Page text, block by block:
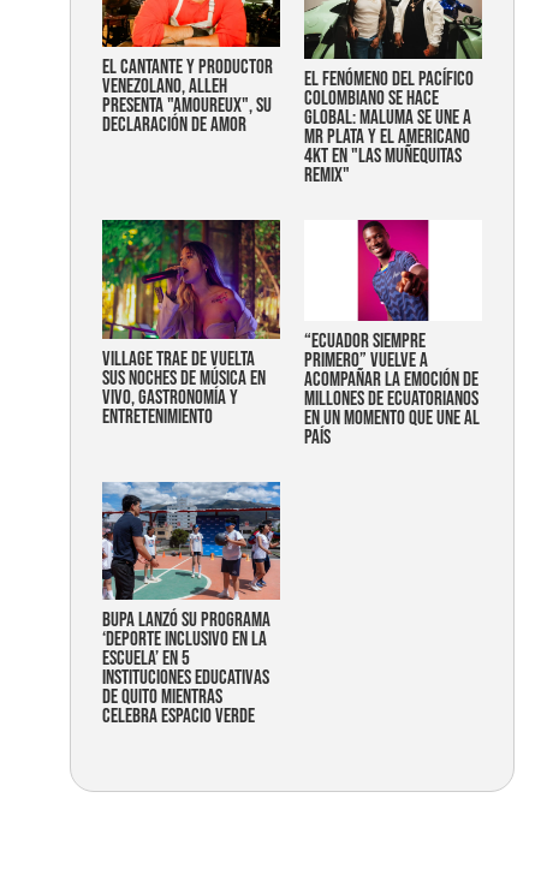
EL CANTANTE Y PRODUCTOR
VENEZOLANO, ALLEH
PRESENTA "AMOUREUX", SU
DECLARACIÓN DE AMOR
EL FENÓMENO DEL PACÍFICO
COLOMBIANO SE HACE
GLOBAL: MALUMA SE UNE A
MR PLATA Y EL AMERICANO
4KT EN "LAS MUÑEQUITAS
REMIX"
Village trae de vuelta
sus noches de música en
vivo, gastronomía y
entretenimiento
“Ecuador siempre
primero” vuelve a
acompañar la emoción de
millones de ecuatorianos
en un momento que une al
país
Bupa lanzó su programa
‘Deporte Inclusivo en la
Escuela’ en 5
instituciones educativas
de Quito mientras
celebra espacio verde